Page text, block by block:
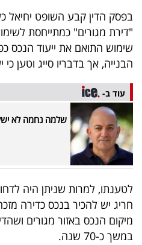
שיתופי
פעולה
דרושים
ניוזלטרים
מייל
אדום
בפסק הדין קבע השופט
"דירת מגורים" כמתייחסת
שימוש התואם את ייעוד הנכס
הבנייה, אך בדבריו סייג וטען
עוד ב-
שלמה נחמה לא
לטענתו, למרות שניתן היה
חריג יש להכיר בנכס כדירה
מיקום הנכס באזור מגורים
במשך כ-70 שנה.